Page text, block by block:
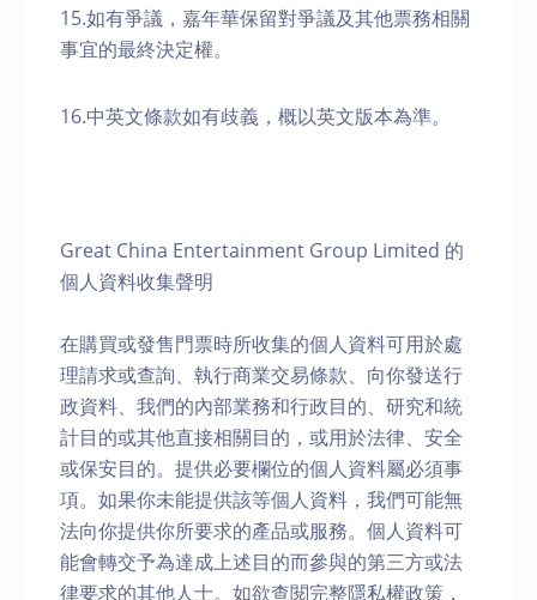
15.如有爭議，嘉年華保留對爭議及其他票務相關
事宜的最終決定權。
16.中英文條款如有歧義，概以英文版本為準。
Great China Entertainment Group Limited 的
個人資料收集聲明
在購買或發售門票時所收集的個人資料可用於處
理請求或查詢、執行商業交易條款、向你發送行
政資料、我們的內部業務和行政目的、研究和統
計目的或其他直接相關目的，或用於法律、安全
或保安目的。提供必要欄位的個人資料屬必須事
項。如果你未能提供該等個人資料，我們可能無
法向你提供你所要求的產品或服務。個人資料可
能會轉交予為達成上述目的而參與的第三方或法
律要求的其他人士。如欲查閱完整隱私權政策，